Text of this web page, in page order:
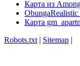
Карта из
Карта
Robots.txt | Sitemap |